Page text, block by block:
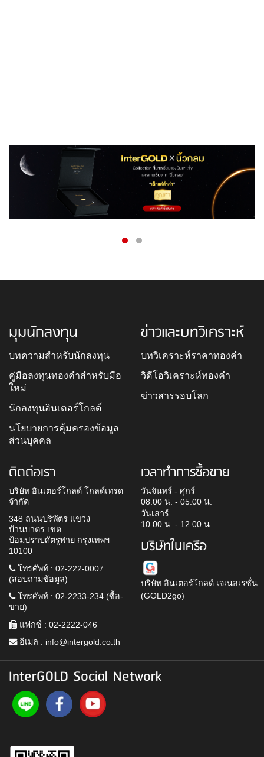
มุมนักลงทุน
บทความสำหรับนักลงทุน
คู่มือลงทุนทองคำสำหรับมือ
ใหม่
นักลงทุนอินเตอร์โกลด์
นโยบายการคุ้มครองข้อมูล
ส่วนบุคคล
ข่าวและบทวิเคราะห์
บทวิเคราะห์ราคาทองคำ
วิดีโอวิเคราะห์ทองคำ
ข่าวสารรอบโลก
ติดต่อเรา
บริษัท อินเตอร์โกลด์ โกลด์เทรด
จำกัด
348 ถนนบริพัตร แขวง
บ้านบาตร เขต
ป้อมปราบศัตรูพ่าย กรุงเทพฯ
10100
โทรศัพท์ : 02-222-0007
(สอบถามข้อมูล)
โทรศัพท์ : 02-2233-234 (ซื้อ-
ขาย)
แฟกซ์ : 02-2222-046
อีเมล : info@intergold.co.th
เวลาทำการซื้อขาย
วันจันทร์ - ศุกร์
08.00 น. - 05.00 น.
วันเสาร์
10.00 น. - 12.00 น.
บริษัทในเครือ
บริษัท อินเตอร์โกลด์ เจเนอเรชั่น
(GOLD2go)
InterGOLD Social Network